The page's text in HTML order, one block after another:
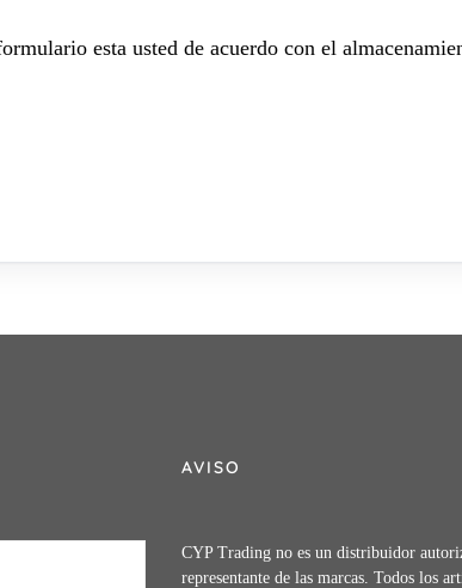
esta usted de acuerdo con el
AVISO
CYP Trading no es un distribuidor
representante de las marcas. Todos los